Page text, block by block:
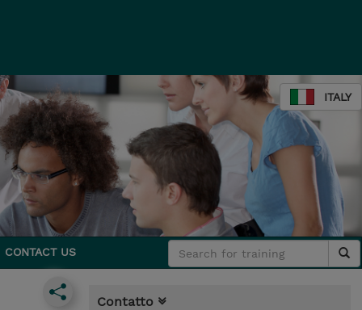
ITALY
CONTACT US
Contatto